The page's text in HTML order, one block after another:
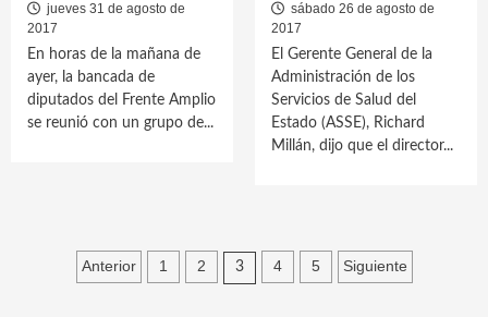
jueves 31 de agosto de
2017
En horas de la mañana de
ayer, la bancada de
diputados del Frente Amplio
se reunió con un grupo de...
sábado 26 de agosto de
2017
El Gerente General de la
Administración de los
Servicios de Salud del
Estado (ASSE), Richard
Millán, dijo que el director...
Paginación
Anterior 1 2 3 4 5 Siguiente